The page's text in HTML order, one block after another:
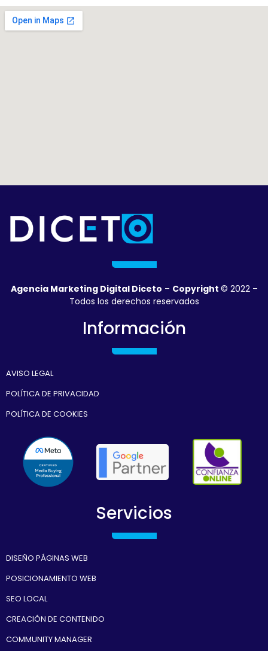
Agencia Marketing Digital Diceto – Copyright © 2022 –
Todos los derechos reservados
Información
AVISO LEGAL
POLÍTICA DE PRIVACIDAD
POLÍTICA DE COOKIES
Servicios
DISEÑO PÁGINAS WEB
POSICIONAMIENTO WEB
SEO LOCAL
CREACIÓN DE CONTENIDO
COMMUNITY MANAGER